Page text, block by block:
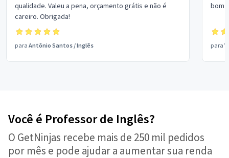
qualidade. Valeu a pena, orçamento grátis e não é
careiro. Obrigada!
para Antônio Santos /Inglês
bom
para
Você é Professor de Inglês?
O GetNinjas recebe mais de 250 mil pedidos
por mês e pode ajudar a aumentar sua renda